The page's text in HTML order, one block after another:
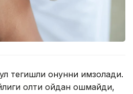
тегишли қонунни имзолади.
олти ойдан ошмайди,